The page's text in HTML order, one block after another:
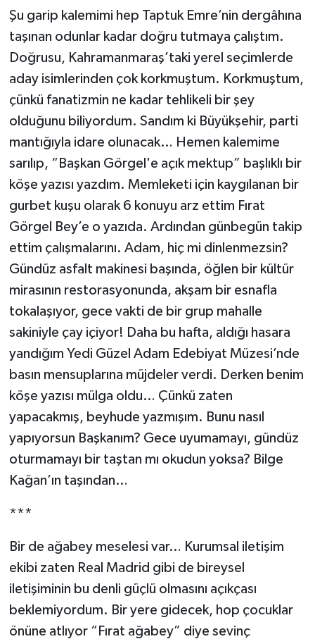
Şu garip kalemimi hep Taptuk Emre’nin dergâhına
taşınan odunlar kadar doğru tutmaya çalıştım.
Doğrusu, Kahramanmaraş’taki yerel seçimlerde
aday isimlerinden çok korkmuştum. Korkmuştum,
çünkü fanatizmin ne kadar tehlikeli bir şey
olduğunu biliyordum. Sandım ki Büyükşehir, parti
mantığıyla idare olunacak… Hemen kalemime
sarılıp, “Başkan Görgel'e açık mektup” başlıklı bir
köşe yazısı yazdım. Memleketi için kaygılanan bir
gurbet kuşu olarak 6 konuyu arz ettim Fırat
Görgel Bey’e o yazıda. Ardından günbegün takip
ettim çalışmalarını. Adam, hiç mi dinlenmezsin?
Gündüz asfalt makinesi başında, öğlen bir kültür
mirasının restorasyonunda, akşam bir esnafla
tokalaşıyor, gece vakti de bir grup mahalle
sakiniyle çay içiyor! Daha bu hafta, aldığı hasara
yandığım Yedi Güzel Adam Edebiyat Müzesi’nde
basın mensuplarına müjdeler verdi. Derken benim
köşe yazısı mülga oldu… Çünkü zaten
yapacakmış, beyhude yazmışım. Bunu nasıl
yapıyorsun Başkanım? Gece uyumamayı, gündüz
oturmamayı bir taştan mı okudun yoksa? Bilge
Kağan’ın taşından…
***
Bir de ağabey meselesi var… Kurumsal iletişim
ekibi zaten Real Madrid gibi de bireysel
iletişiminin bu denli güçlü olmasını açıkçası
beklemiyordum. Bir yere gidecek, hop çocuklar
önüne atlıyor “Fırat ağabey” diye sevinç